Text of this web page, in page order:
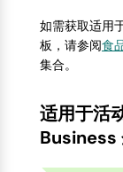
如需获取适用
板，请参阅食
集合。
适用于活
Business